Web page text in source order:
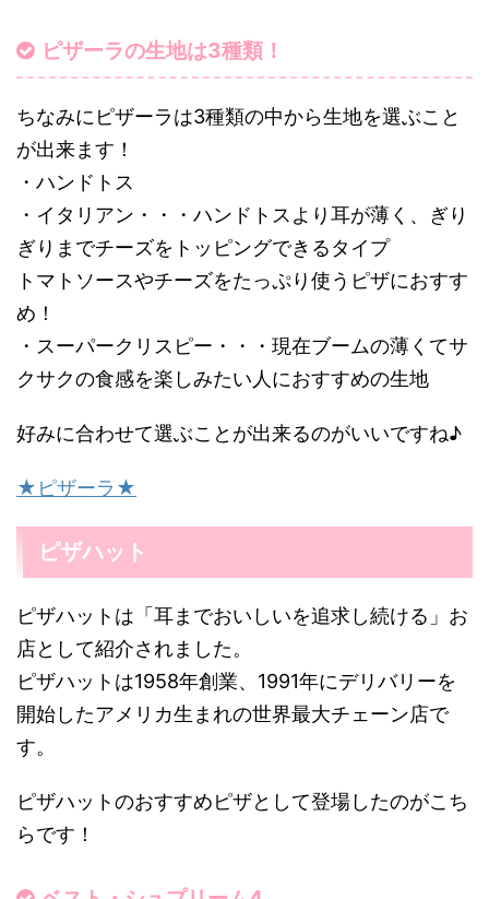
ピザーラの生地は3種類！
ちなみにピザーラは3種類の中から生地を選ぶこと
が出来ます！
・ハンドトス
・イタリアン・・・ハンドトスより耳が薄く、ぎり
ぎりまでチーズをトッピングできるタイプ
トマトソースやチーズをたっぷり使うピザにおすす
め！
・スーパークリスピー・・・現在ブームの薄くてサ
クサクの食感を楽しみたい人におすすめの生地
好みに合わせて選ぶことが出来るのがいいですね♪
★ピザーラ★
ピザハット
ピザハットは「耳までおいしいを追求し続ける」お
店として紹介されました。
ピザハットは1958年創業、1991年にデリバリーを
開始したアメリカ生まれの世界最大チェーン店で
す。
ピザハットのおすすめピザとして登場したのがこち
らです！